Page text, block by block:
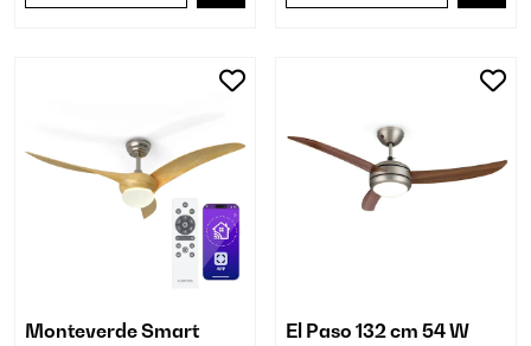
Monteverde Smart
El Paso 132 cm 54 W